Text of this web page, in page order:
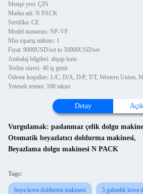
Menşe yeri: ÇIN
Marka adı: N PACK
Sertifika: CE
Model numarası: NP-VF
Min sipariş miktarı: 1
Fiyat: 9000USD/set to 50000USD/set
Ambalaj bilgileri: ahşap kutu
Teslim süresi: 40 iş günü
Ödeme koşulları: L/C, D/A, D/P, T/T, Western Union,
Yetenek temini: 100 takım
Detay
Vurgulamak: paslanmaz çelik dolgu
Otomatik beyazlatıcı doldurma makinesi,
Beyazlama dolgu makinesi N PACK
Tags:
boya kova doldurma makinesi 5 galonlık kova